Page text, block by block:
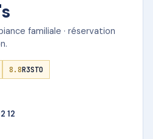
familiale · réservation
8.8R3STO
12